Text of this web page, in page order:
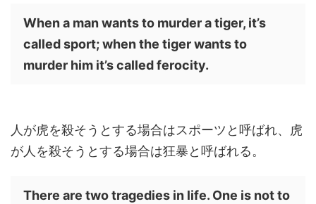
When a man wants to murder a tiger, it’s
called sport; when the tiger wants to
murder him it’s called ferocity.
人が虎を殺そうとする場合はスポーツと呼ばれ、虎
が人を殺そうとする場合は狂暴と呼ばれる。
There are two tragedies in life. One is not to